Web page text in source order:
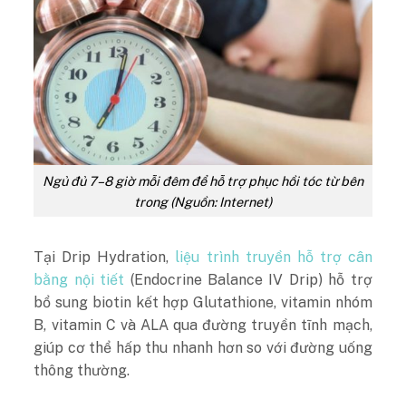
Ngủ đủ 7–8 giờ mỗi đêm để hỗ trợ phục hồi tóc từ bên
trong (Nguồn: Internet)
Tại Drip Hydration, liệu trình truyền hỗ trợ cân
bằng nội tiết (Endocrine Balance IV Drip) hỗ trợ
bổ sung biotin kết hợp Glutathione, vitamin nhóm
B, vitamin C và ALA qua đường truyền tĩnh mạch,
giúp cơ thể hấp thu nhanh hơn so với đường uống
thông thường.